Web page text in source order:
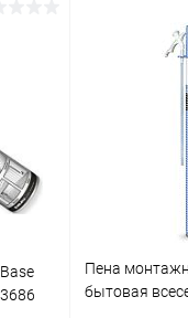
Пена
бытовая